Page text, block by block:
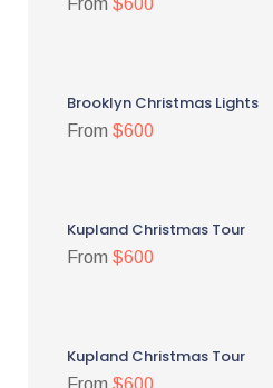
From $600
Brooklyn Christmas Lights
From $600
Kupland Christmas Tour
From $600
Kupland Christmas Tour
From $600